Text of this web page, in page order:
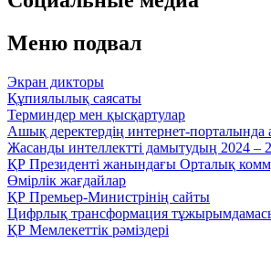
Меню подвал
Экран дикторы
Құпиялылық саясаты
Терминдер мен қысқартулар
Ашық деректердің интернет-порталында
Жасанды интеллектті дамытудың 2024
ҚР Президенті жанындағы Орталық
Өмірлік жағдайлар
ҚР Премьер-Министрінің сайты
Цифрлық трансформация
ҚР Мемлекеттік рәміздері